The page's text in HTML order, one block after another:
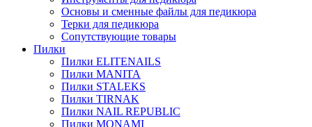
Основы и сменные файлы для педикюра
Терки для педикюра
Сопутствующие товары
Пилки
Пилки ELITENAILS
Пилки MANITA
Пилки STALEKS
Пилки TIRNAK
Пилки NAIL REPUBLIC
Пилки MONAMI